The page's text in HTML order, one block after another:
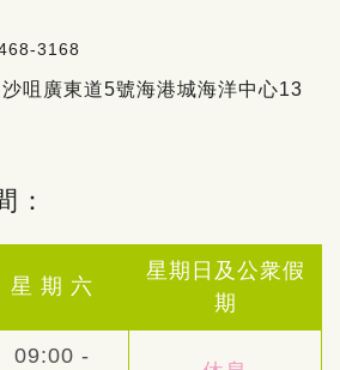
3168
咀廣東道5號海港城海洋中心13
：
星 期 六
星期日及公衆假
期
09:00 -